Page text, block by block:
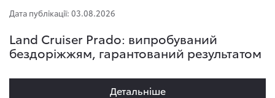
Дата публікації: 03.08.2026
Land Cruiser Prado: випробуваний
бездоріжжям, гарантований результатом
Детальнiше